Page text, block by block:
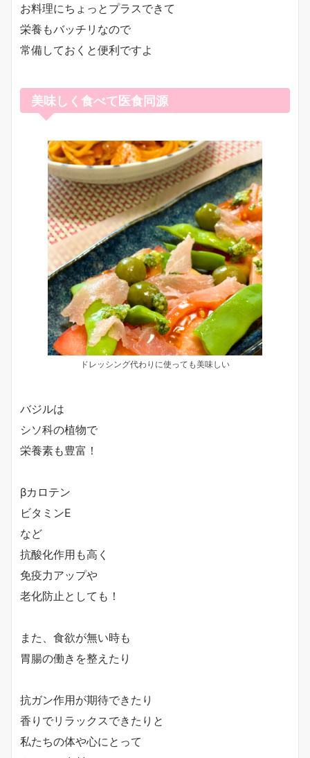
お料理にちょっとプラスできて
栄養もバッチリなので
常備しておくと便利ですよ
美味しく食べて医食同源
ドレッシング代わりに使っても美味しい
バジルは
シソ科の植物で
栄養素も豊富！
βカロテン
ビタミンE
など
抗酸化作用も高く
免疫力アップや
老化防止としても！
また、食欲が無い時も
胃腸の働きを整えたり
抗ガン作用が期待できたり
香りでリラックスできたりと
私たちの体や心にとって